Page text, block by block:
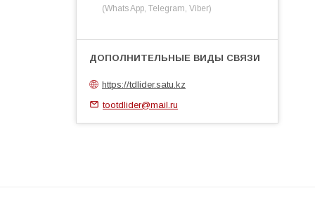
(Whats App, Telegram, Viber)
https://tdlider.satu.kz
tootdlider@mail.ru